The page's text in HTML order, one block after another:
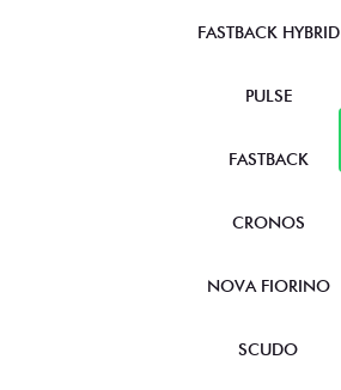
FASTBACK HYBRID
PULSE
FASTBACK
CRONOS
NOVA FIORINO
SCUDO